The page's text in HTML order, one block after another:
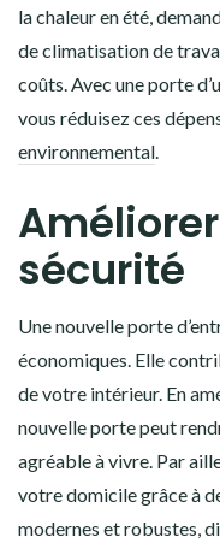
la chaleur en été,
de climatisation de
coûts. Avec une porte
vous réduisez ces
environnemental.
sécurité
Une nouvelle porte
économiques. Elle
de votre intérieur. En
nouvelle porte peut
agréable à vivre. Par
votre domicile grâce à
modernes et robustes,